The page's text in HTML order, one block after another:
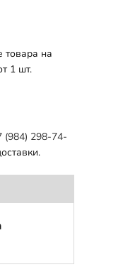
товара на
1 шт.
(984) 298-74-